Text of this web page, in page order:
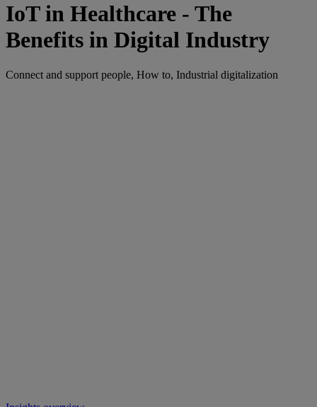
IoT in Healthcare - The
Benefits in Digital Industry
Connect and support people, How to, Industrial digitalization